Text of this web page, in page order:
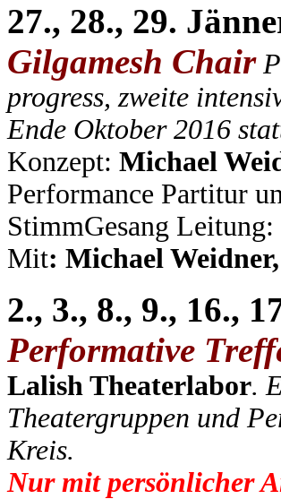
27., 28., 29.
Gilgamesh Chair
progress, zweite
Ende Oktober 2016
Konzept: Michael
Performance Partitur
StimmGesang Leitung:
Mit: Michael
2., 3., 8., 9., 16.,
Performative
Lalish Theaterlabor.
Theatergruppen und
Kreis.
Nur mit persönlicher